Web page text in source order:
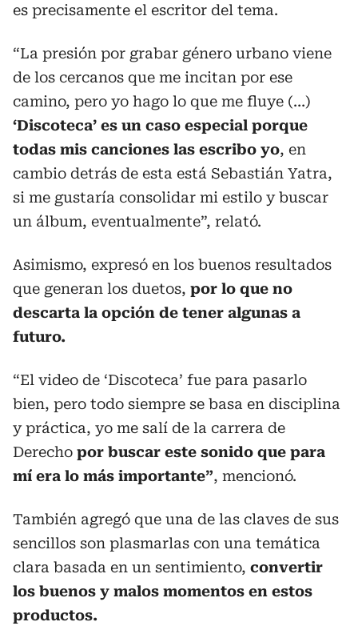
es precisamente el escritor del tema.
“La presión por grabar género urbano viene
de los cercanos que me incitan por ese
camino, pero yo hago lo que me fluye (…)
‘Discoteca’ es un caso especial porque
todas mis canciones las escribo yo, en
cambio detrás de esta está Sebastián Yatra,
si me gustaría consolidar mi estilo y buscar
un álbum, eventualmente”, relató.
Asimismo, expresó en los buenos resultados
que generan los duetos, por lo que no
descarta la opción de tener algunas a
futuro.
“El video de ‘Discoteca’ fue para pasarlo
bien, pero todo siempre se basa en disciplina
y práctica, yo me salí de la carrera de
Derecho por buscar este sonido que para
mí era lo más importante”, mencionó.
También agregó que una de las claves de sus
sencillos son plasmarlas con una temática
clara basada en un sentimiento, convertir
los buenos y malos momentos en estos
productos.